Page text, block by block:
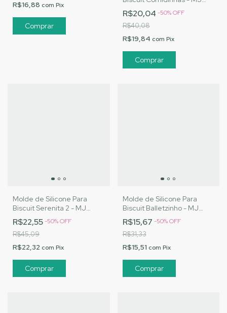
R$16,88 com Pix
Artesanatos |Cód. 3133
R$20,04 -50%OFF
R$40,08
R$19,84 com Pix
Molde de Silicone Para
Biscuit Serenita 2 - MJ
Artesanatos |Cód. 3139
R$22,55-50%OFF
R$45,09
R$22,32 com Pix
Molde de Silicone Para
Biscuit Balletzinho - MJ
Artesanatos |Cód. 3145
R$15,67 -50%OFF
R$31,33
R$15,51 com Pix